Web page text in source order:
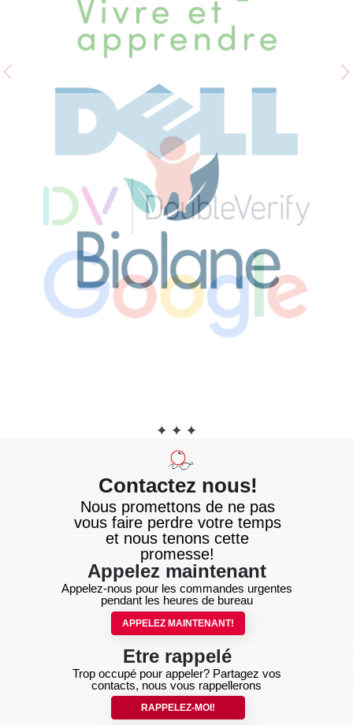
Contactez nous!
Nous promettons de ne pas
vous faire perdre votre temps
et nous tenons cette
promesse!
Etre rappelé
Trop occupé pour appeler? Partagez vos
contacts, nous vous rappellerons
RAPPELEZ-MOI!
Appelez maintenant
Appelez-nous pour les commandes urgentes
pendant les heures de bureau
APPELEZ MAINTENANT!